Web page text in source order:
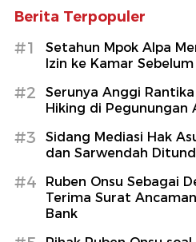
Berita Terpopuler
#1
Setahun Mpok Alpa
Izin ke Kamar
#2
Serunya Anggi
Hiking di Pegunungan
#3
Sidang Mediasi Hak
dan Sarwendah
#4
Ruben Onsu Sebagai
Terima Surat
Bank